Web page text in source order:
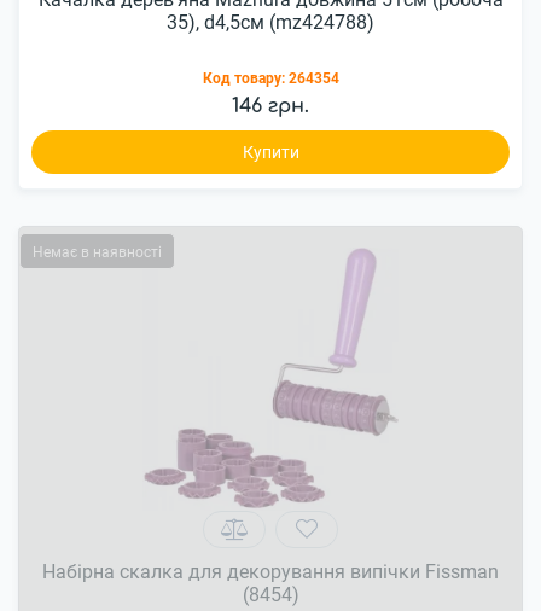
35), d4,5см (mz424788)
Код товару: 264354
146 грн.
Купити
Немає в наявності
Набірна скалка для декорування випічки Fissman
(8454)